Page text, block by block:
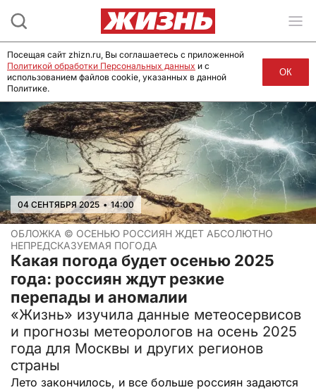
04 СЕНТЯБРЯ 2025 • 14:00
ОБЛОЖКА © ОСЕНЬЮ РОССИЯН ЖДЕТ АБСОЛЮТНО
НЕПРЕДСКАЗУЕМАЯ ПОГОДА
Какая погода будет осенью 2025
года: россиян ждут резкие
перепады и аномалии
«Жизнь» изучила данные метеосервисов
и прогнозы метеорологов на осень 2025
года для Москвы и других регионов
страны
Лето закончилось, и все больше россиян задаются
Посещая сайт zhizn.ru, Вы соглашаетесь с приложенной
Политикой обработки Персональных данных и с
использованием файлов cookie, указанных в данной
Политике.
ОК